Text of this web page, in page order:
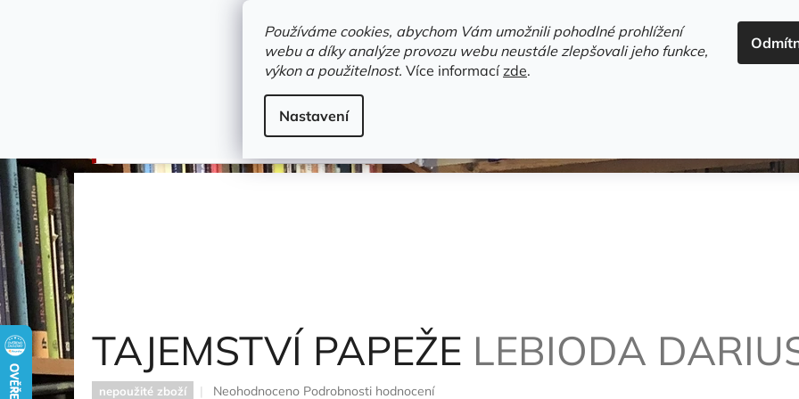
Používáme cookies, abychom Vám umožnili pohodlné prohlížení
webu a díky analýze provozu webu neustále zlepšovali jeho funkce,
výkon a použitelnost. Více informacízde.
Nastavení
HLEDAT
Novinky Trvalky a bestsellery
Lebioda Dariusz Tomasz
TAJEMSTVÍ PAPEŽE LEBIODA
nepoužité zboží
Průměrné
Neohodnoceno Podrobnosti hodnocení